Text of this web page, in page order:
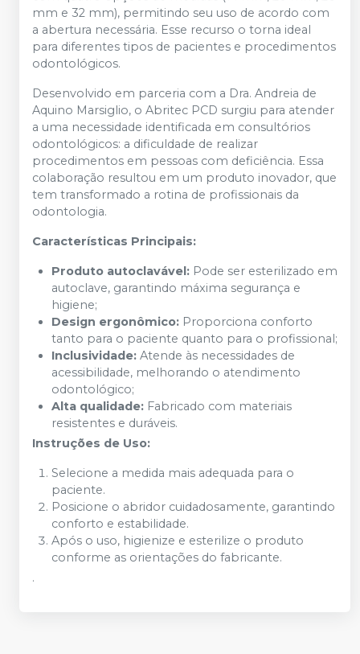
mm e 32 mm), permitindo seu uso de acordo com
a abertura necessária. Esse recurso o torna ideal
para diferentes tipos de pacientes e procedimentos
odontológicos.
Desenvolvido em parceria com a Dra. Andreia de
Aquino Marsiglio, o Abritec PCD surgiu para atender
a uma necessidade identificada em consultórios
odontológicos: a dificuldade de realizar
procedimentos em pessoas com deficiência. Essa
colaboração resultou em um produto inovador, que
tem transformado a rotina de profissionais da
odontologia.
Características Principais:
Produto autoclavável: Pode ser esterilizado em
autoclave, garantindo máxima segurança e
higiene;
Design ergonômico: Proporciona conforto
tanto para o paciente quanto para o profissional;
Inclusividade: Atende às necessidades de
acessibilidade, melhorando o atendimento
odontológico;
Alta qualidade: Fabricado com materiais
resistentes e duráveis.
Instruções de Uso:
Selecione a medida mais adequada para o
paciente.
Posicione o abridor cuidadosamente, garantindo
conforto e estabilidade.
Após o uso, higienize e esterilize o produto
conforme as orientações do fabricante.
.